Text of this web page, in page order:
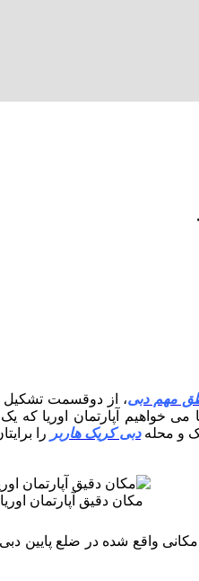
مهم دبی، از دوقسمت
خواهیم آپارتمان اوریا
و محلهدبی کریک هاربر را
مکان دقیق آپارتمان
مکانی واقع شده در ضلع پایین